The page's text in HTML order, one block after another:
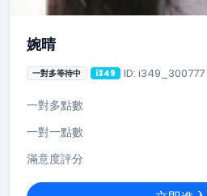
婉晴
一對多等待中 i349 ID: i349_300777
一對多點數
一對一點數
滿意度評分